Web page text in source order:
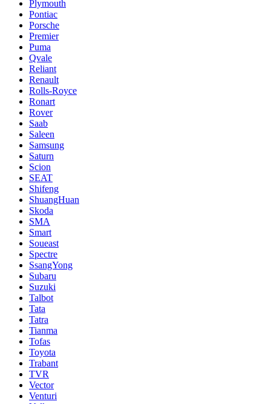
Plymouth
Pontiac
Porsche
Premier
Puma
Qvale
Reliant
Renault
Rolls-Royce
Ronart
Rover
Saab
Saleen
Samsung
Saturn
Scion
SEAT
Shifeng
ShuangHuan
Skoda
SMA
Smart
Soueast
Spectre
SsangYong
Subaru
Suzuki
Talbot
Tata
Tatra
Tianma
Tofas
Toyota
Trabant
TVR
Vector
Venturi